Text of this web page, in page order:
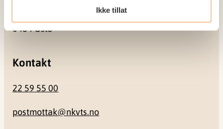
Ikke tillat
0484 Oslo
Kontakt
22 59 55 00
postmottak@nkvts.no